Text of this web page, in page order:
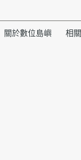
關於數位島嶼 相